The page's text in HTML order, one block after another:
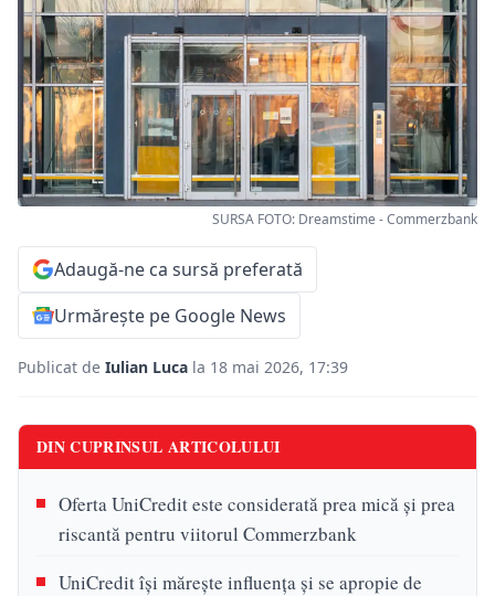
SURSA FOTO: Dreamstime - Commerzbank
Adaugă-ne ca sursă preferată
Urmărește pe Google News
Publicat de Iulian Luca la 18 mai 2026, 17:39
DIN CUPRINSUL ARTICOLULUI
Oferta UniCredit este considerată prea mică și prea
riscantă pentru viitorul Commerzbank
UniCredit își mărește influența și se apropie de